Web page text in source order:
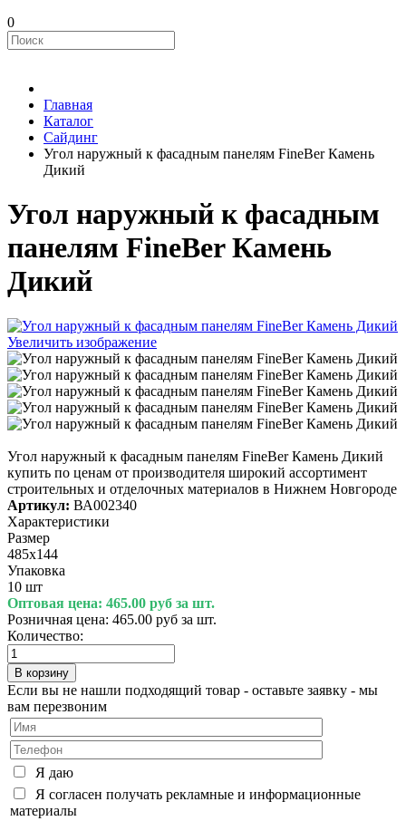
0
Главная
Каталог
Сайдинг
Угол наружный к фасадным панелям FineBer Камень
Дикий
Угол наружный к фасадным
панелям FineBer Камень
Дикий
Увеличить изображение
Угол наружный к фасадным панелям FineBer Камень Дикий
купить по ценам от производителя широкий ассортимент
строительных и отделочных материалов в Нижнем Новгороде
Артикул: ВА002340
Характеристики
Размер
485х144
Упаковка
10 шт
Оптовая цена: 465.00 руб за шт.
Розничная цена: 465.00 руб за шт.
Количество:
Если вы не нашли подходящий товар - оставьте заявку - мы
вам перезвоним
Я даю
Я согласен получать рекламные и информационные
материалы